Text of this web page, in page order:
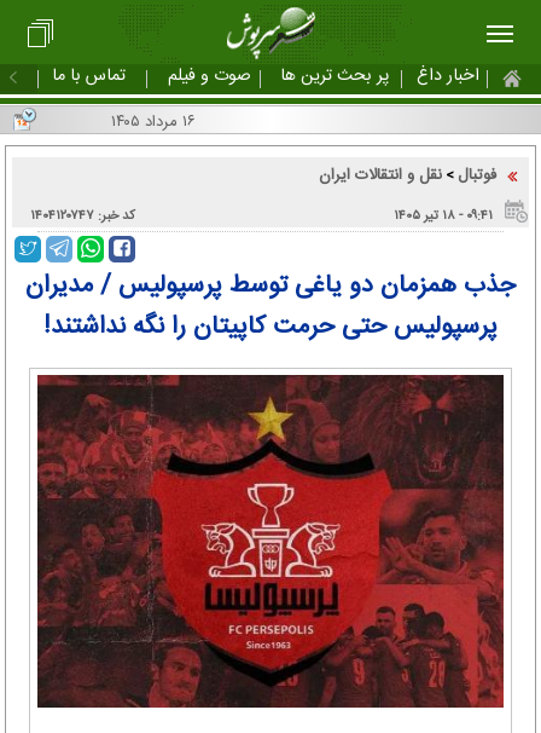
اخبار داغ پر بحث ترین ها صوت و فیلم تماس با ما
فوتبال > نقل و انتقالات ایران
۰۹:۴۱ - ۱۸ تير ۱۴۰۵ کد خبر: ۱۴۰۴۱۲۰۷۴۷
جذب همزمان دو یاغی توسط پرسپولیس / مدیران
پرسپولیس حتی حرمت کاپیتان را نگه نداشتند!